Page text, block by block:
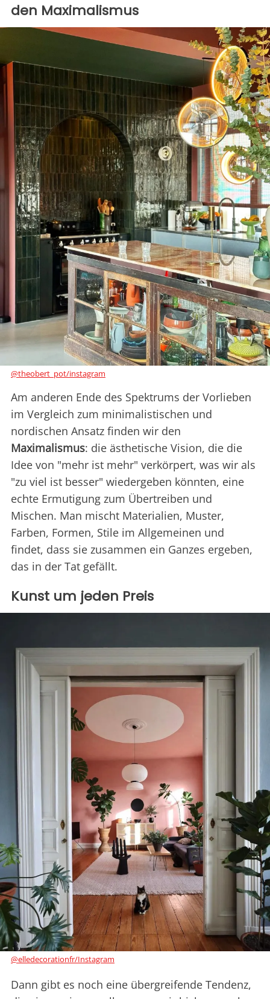
den Maximalismus
@theobert_pot/instagram
Am anderen Ende des Spektrums der Vorlieben
im Vergleich zum minimalistischen und
nordischen Ansatz finden wir den
Maximalismus: die ästhetische Vision, die die
Idee von "mehr ist mehr" verkörpert, was wir als
"zu viel ist besser" wiedergeben könnten, eine
echte Ermutigung zum Übertreiben und
Mischen. Man mischt Materialien, Muster,
Farben, Formen, Stile im Allgemeinen und
findet, dass sie zusammen ein Ganzes ergeben,
das in der Tat gefällt.
Kunst um jeden Preis
@elledecorationfr/Instagram
Dann gibt es noch eine übergreifende Tendenz,